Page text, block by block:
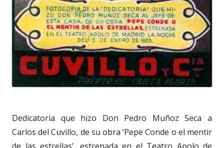
Dedicatoria que hizo Don Pedro Muñoz Seca a
Carlos del Cuvillo, de su obra ‘Pepe Conde o el mentir